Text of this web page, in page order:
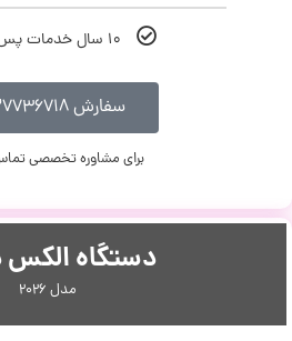
۱۰ سال خدمات پس از فروش
سفارش ۰۹۱۲۷۷۳۶۷۱۸
برای مشاوره تخصصی
دستگاه الکس
مدل ۲۰۲۶